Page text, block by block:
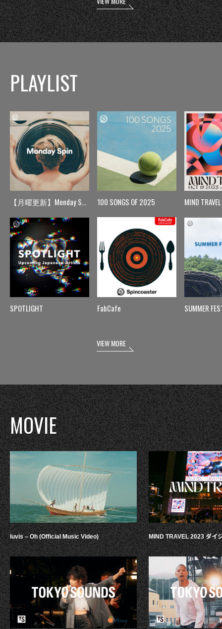
PLAYLIST
【月曜更新】Monday Spin
SPOTLIGHT
100 SONGS OF 2025
FabCafe
MIND TRAVEL
SUMMER
VIEW MORE
MOVIE
luvis – Oh (Official Music Video) MIND TRAVEL 2023 ダイ